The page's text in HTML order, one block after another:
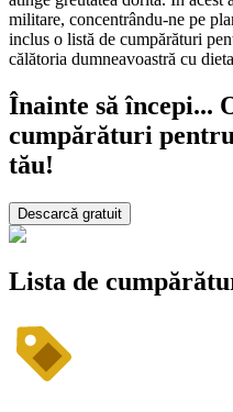
militare, concentrându-ne pe
inclus o listă de cumpărături
călătoria dumneavoastră cu
Înainte să începi...
cumpărături
tău!
Descarcă gratuit
Lista de